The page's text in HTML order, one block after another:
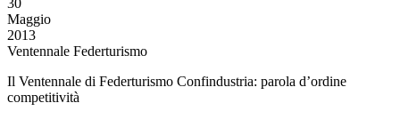
30
Maggio
2013
Ventennale Federturismo
Il Ventennale di Federturismo Confindustria: parola d’ordine
competitività